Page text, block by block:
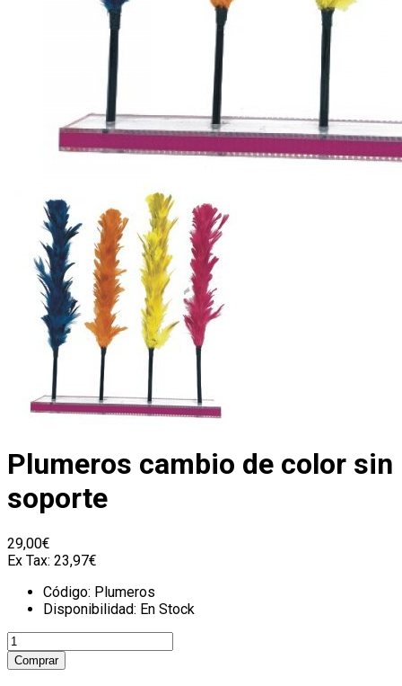
Plumeros cambio de color sin
soporte
29,00€
Ex Tax: 23,97€
Código: Plumeros
Disponibilidad: En Stock